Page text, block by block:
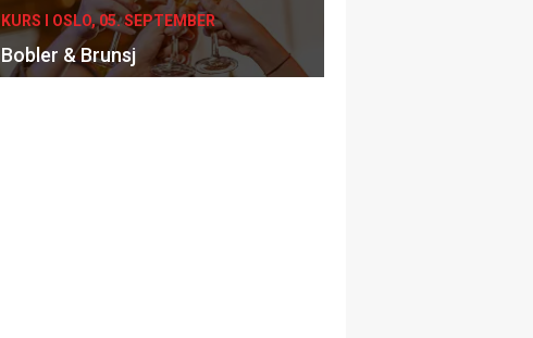
KURS I OSLO, 05. SEPTEMBER
Bobler & Brunsj